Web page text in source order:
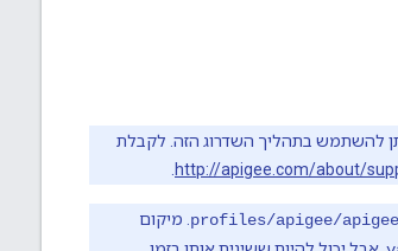
להשתמש בתהליך השדרוג הזה. לקבלת
http://apigee.com/about/
profiles/apigee/ . מיקום